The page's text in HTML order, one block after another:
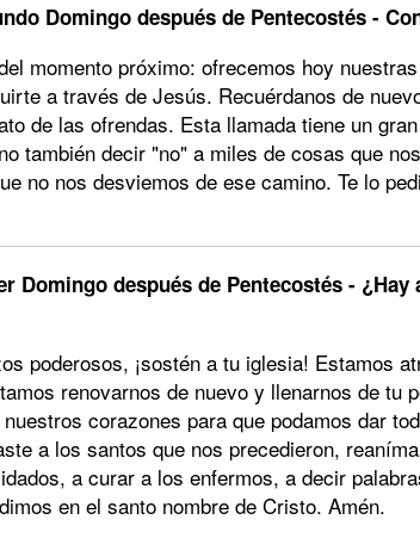
Domingo después de Pentecostés -
momento próximo: ofrecemos hoy
a través de Jesús. Recuérdanos de
de las ofrendas. Esta llamada tiene un
también decir "no" a miles de cosas que
no nos desviemos de ese camino. Te lo
Domingo después de Pentecostés - ¿Hay
poderosos, ¡sostén a tu iglesia! Estamos
renovarnos de nuevo y llenarnos de tu
corazones para que podamos dar
a los santos que nos precedieron,
a curar a los enfermos, a decir
en el santo nombre de Cristo. Amén.